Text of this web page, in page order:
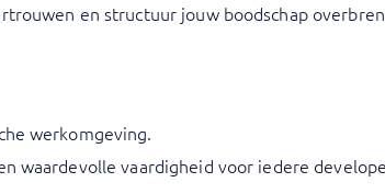
en structuur jouw boodschap
werkomgeving.
waardevolle vaardigheid voor iedere